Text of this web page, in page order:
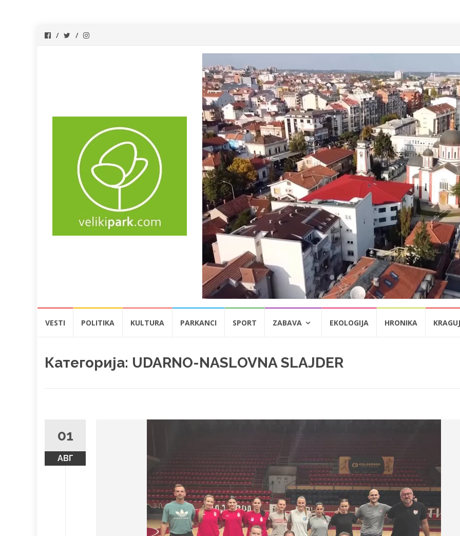
VESTI POLITIKA KULTURA PARKANCI SPORT ZABAVA EKOLOGIJA HRONIKA
Категорија: UDARNO-NASLOVNA SLAJDER
01
АВГ